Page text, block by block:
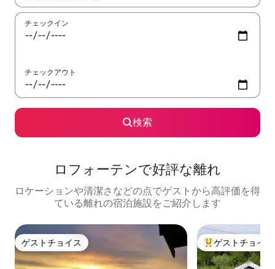
チェックイン
チェックアウト
検索
ロフォーテンで好評な離れ
ロケーションや清潔さなどの点でゲストから高評価を得
ている離れの宿泊施設をご紹介します
ゲストチョイス
ゲストチョイス 大好評のゲスト
ゲストチョイス